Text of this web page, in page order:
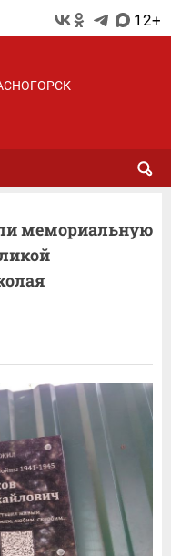
12+
мемориальную